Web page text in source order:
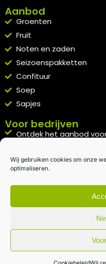
Wij gebruiken cookies om onze
optimaliseren.
Aanbod
Groenten
Fruit
Noten en zaden
Seizoenspakketten
Confituur
Soep
Sapjes
Voor bedrijven
Ontdek het aanbod
Kennismakingspakket
Rechtstreeks van het veld
Inschrijven nieuwsbrief
Algemene voorwaarden|